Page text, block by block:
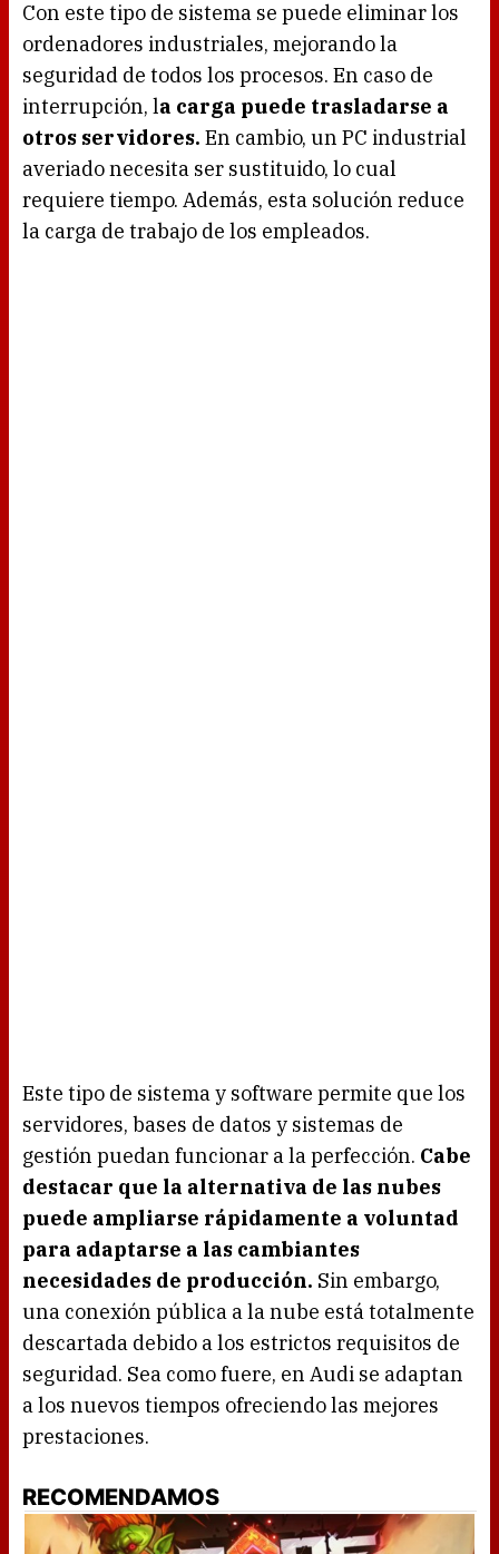
Con este tipo de sistema se puede eliminar los
ordenadores industriales, mejorando la
seguridad de todos los procesos. En caso de
interrupción, la carga puede trasladarse a
otros servidores. En cambio, un PC industrial
averiado necesita ser sustituido, lo cual
requiere tiempo. Además, esta solución reduce
la carga de trabajo de los empleados.
Este tipo de sistema y software permite que los
servidores, bases de datos y sistemas de
gestión puedan funcionar a la perfección. Cabe
destacar que la alternativa de las nubes
puede ampliarse rápidamente a voluntad
para adaptarse a las cambiantes
necesidades de producción. Sin embargo,
una conexión pública a la nube está totalmente
descartada debido a los estrictos requisitos de
seguridad. Sea como fuere, en Audi se adaptan
a los nuevos tiempos ofreciendo las mejores
prestaciones.
RECOMENDAMOS